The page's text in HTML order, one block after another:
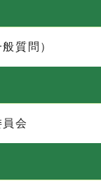
質問）
員会